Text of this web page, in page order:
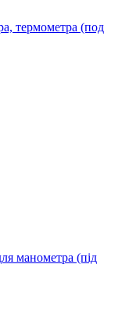
термометра (под
манометра (під